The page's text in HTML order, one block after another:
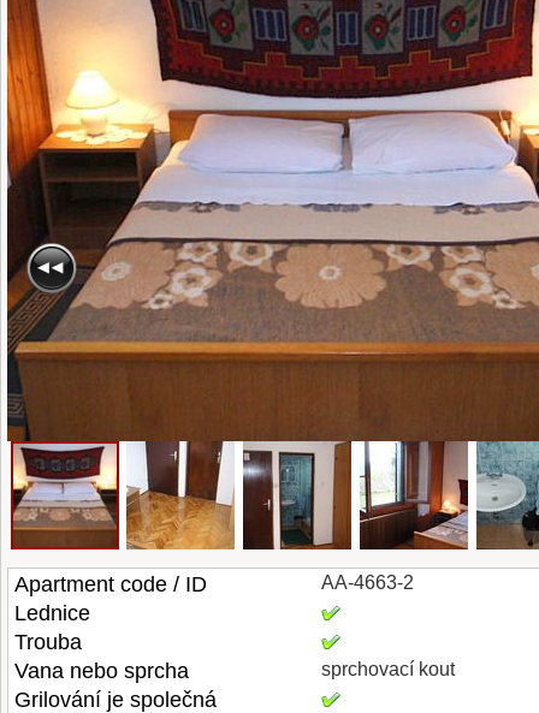
Apartment code / ID AA-4663-2
Lednice
Trouba
Vana nebo sprcha
sprchovací kout
Grilování je společná